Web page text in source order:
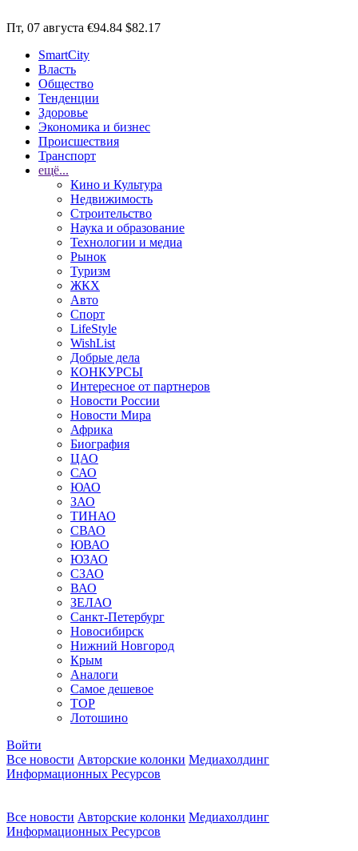
Пт, 07 августа €94.84 $82.17
SmartCity
Власть
Общество
Тенденции
Здоровье
Экономика и бизнес
Происшествия
Транспорт
ещё...
Кино и Культура
Недвижимость
Строительство
Наука и образование
Технологии и медиа
Рынок
Туризм
ЖКХ
Авто
Спорт
LifeStyle
WishList
Добрые дела
КОНКУРСЫ
Интересное от партнеров
Новости России
Новости Мира
Африка
Биография
ЦАО
САО
ЮАО
ЗАО
ТИНАО
СВАО
ЮВАО
ЮЗАО
СЗАО
ВАО
ЗЕЛАО
Санкт-Петербург
Новосибирск
Нижний Новгород
Крым
Аналоги
Самое дешевое
TOP
Лотошино
Войти
Все новости Авторские колонки Медиахолдинг
Информационных Ресурсов
Все новости Авторские колонки Медиахолдинг
Информационных Ресурсов